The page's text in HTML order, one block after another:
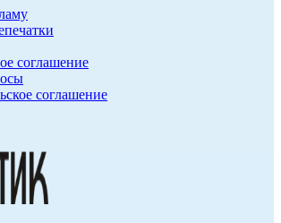
соглашение
соглашение